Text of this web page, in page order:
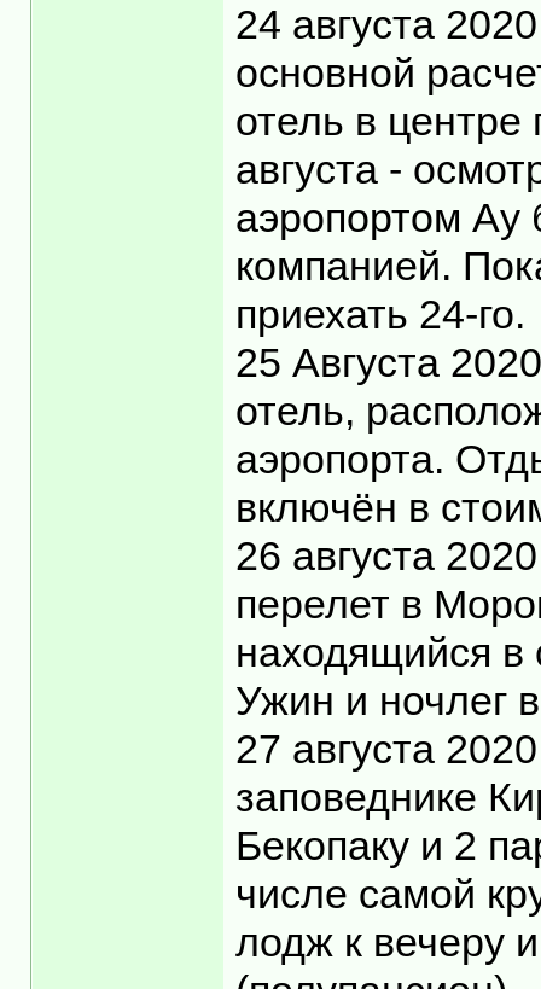
24 августа
основной
отель в центре
августа -
аэропортом Ау
компанией.
приехать 24-го.
25 Августа
отель,
аэропорта.
включён в
26 августа
перелет в
находящийся в
Ужин и ночлег
27 августа
заповеднике
Бекопаку и 2
числе самой
лодж к вечеру